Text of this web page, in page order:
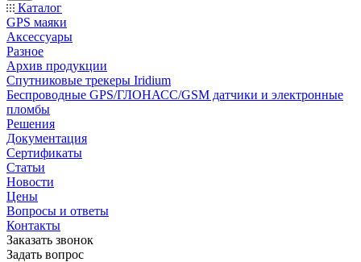
Каталог
GPS маяки
Аксессуары
Разное
Архив продукции
Спутниковые трекеры Iridium
Беспроводные GPS/ГЛОНАСС/GSM датчики и электронные
пломбы
Решения
Документация
Сертификаты
Статьи
Новости
Цены
Вопросы и ответы
Контакты
Заказать звонок
Задать вопрос